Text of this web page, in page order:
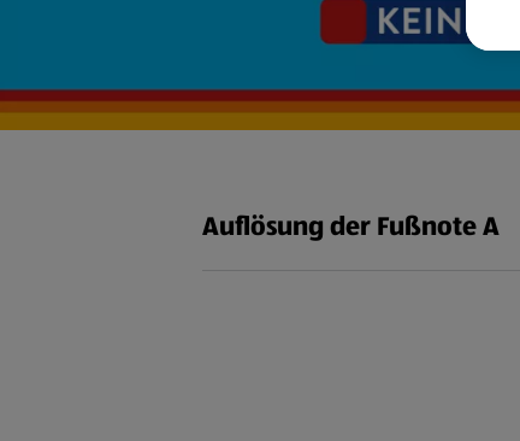
Auflösung der Fußnote A